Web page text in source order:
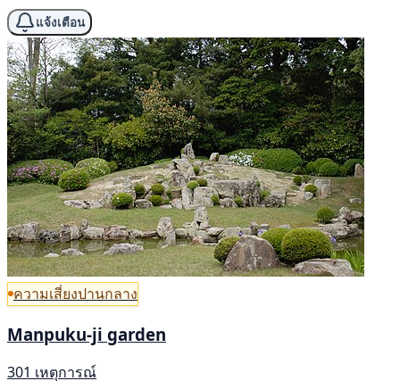
แจ้งเตือน
ความเสี่ยงปานกลาง
Manpuku-ji garden
301 เหตุการณ์